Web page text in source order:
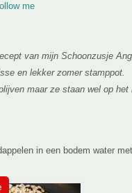
me
van mijn Schoonzusje
en lekker zomer stamppot.
maar ze staan wel op het
in een bodem water